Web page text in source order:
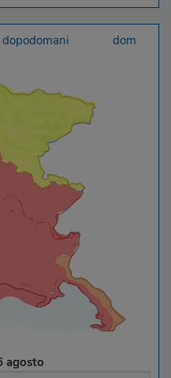
dopodomani dom
agosto